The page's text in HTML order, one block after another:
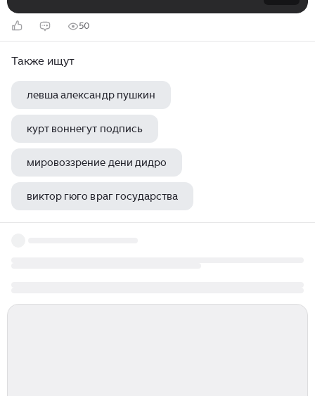
50
Также ищут
левша александр пушкин
курт воннегут подпись
мировоззрение дени дидро
виктор гюго враг государства